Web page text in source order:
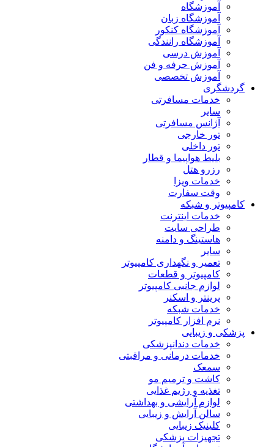
آموزشگاه
آموزشگاه زبان
آموزشگاه کنکور
آموزشگاه رانندگی
آموزش درسی
آموزش حرفه و فن
آموزش تخصصی
گردشگری
خدمات مسافرتی
سایر
آژانس مسافرتی
تور خارجی
تور داخلی
بلیط هواپیما و قطار
رزرو هتل
خدمات ویزا
وقت سفارت
کامپیوتر و شبکه
خدمات اینترنت
طراحی سایت
هاستینگ و دامنه
سایر
تعمیر و نگهداری کامپیوتر
کامپیوتر و قطعات
لوازم جانبی کامپیوتر
پرینتر و اسکنر
خدمات شبکه
نرم افزار کامپیوتر
پزشکی و زیبایی
خدمات دندانپزشکی
خدمات درمانی و مراقبتی
سمعک
کاشت و ترمیم مو
تغذیه و رژیم غذایی
لوازم آرایشی و بهداشتی
سالن آرایش و زیبایی
کلینیک زیبایی
تجهیزات پزشکی